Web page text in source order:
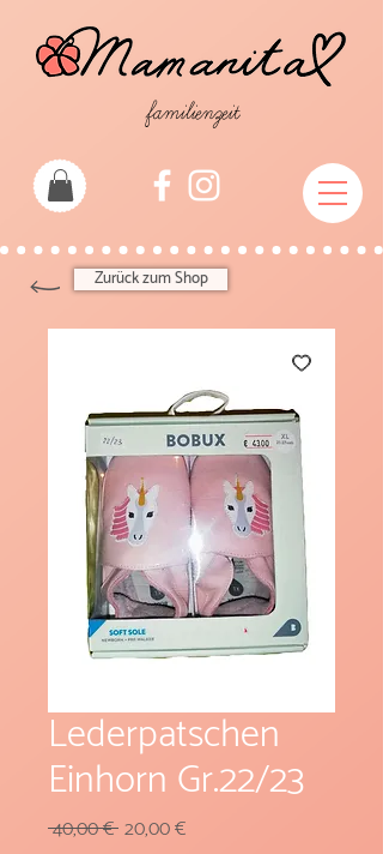
familienzeit
Zurück zum Shop
Lederpatschen
Einhorn Gr.22/23
40,00 € Standardpreis
20,00 €Sale-